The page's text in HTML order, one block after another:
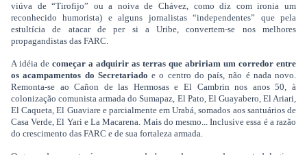
viúva de “Tirofijo” ou a noiva de Chávez, como diz com ironia um
reconhecido humorista) e alguns jornalistas “independentes” que pela
estultícia de atacar de per si a Uribe, convertem-se nos melhores
propagandistas das FARC.
A idéia de começar a adquirir as terras que abririam um corredor entre
os acampamentos do Secretariado e o centro do país, não é nada novo.
Remonta-se ao Cañon de las Hermosas e El Cambrin nos anos 50, à
colonização comunista armada do Sumapaz, El Pato, El Guayabero, El Ariari,
El Caqueta, El Guaviare e parcialmente em Urabá, somados aos santuários de
Casa Verde, El Yari e La Macarena. Mais do mesmo... Inclusive essa é a razão
do crescimento das FARC e de sua fortaleza armada.